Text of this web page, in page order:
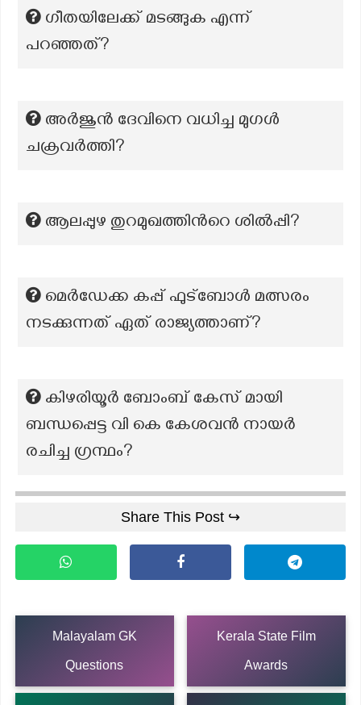
ഗീതയിലേക്ക് മടങ്ങുക എന്ന്
പറഞ്ഞത്?
അർജുൻ ദേവിനെ വധിച്ച മുഗൾ
ചക്രവർത്തി?
ആലപ്പുഴ തുറമുഖത്തിന്‍റെ ശില്‍പ്പി?
മെർഡേക്ക കപ്പ് ഫുട്ബോൾ മത്സരം
നടക്കുന്നത് ഏത് രാജ്യത്താണ്?
കിഴരിയൂർ ബോംബ് കേസ് മായി
ബന്ധപ്പെട്ട വി കെ കേശവൻ നായർ
രചിച്ച ഗ്രന്ഥം?
Share This Post ↪
Malayalam GK
Questions
Kerala State Film
Awards